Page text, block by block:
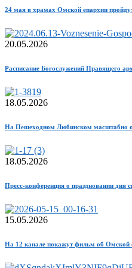
24 мая в храмах Омской епархии
20.05.2026
Расписание Богослужений Правящего
18.05.2026
На Пешеходном Любинском масштабно
18.05.2026
Пресс-конференция о праздновании
15.05.2026
На 12 канале покажут фильм об Омской